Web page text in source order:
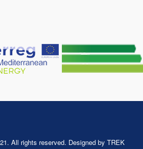
All rights reserved. Designed by TREK